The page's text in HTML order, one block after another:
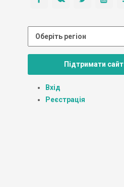
Підтримати сайт
Вхід
Реєстрація